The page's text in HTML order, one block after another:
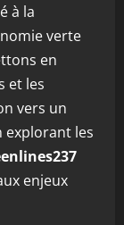
à la
verte
en
et les
vers un
explorant les
enjeux